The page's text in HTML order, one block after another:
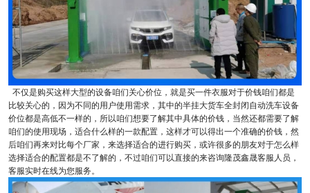
不仅是购买这样大型的设备咱们关心价位，就是买一件衣服对于价钱咱们都是
比较关心的，因为不同的用户使用需求，其中的半挂大货车全封闭自动洗车设备
价位都是高低不一样的，所以咱们想要了解其中具体的价钱，当然还都需要了解
咱们的使用现场，适合什么样的一款配置，这样才可以得出一个准确的价钱，然
后咱们再来对比每个厂家，来选择适合的进行购买，或许很多的朋友对于怎么样
选择适合的配置都是不了解的，不过咱们可以直接的来咨询隆茂鑫晟客服人员，
客服实时在线为您服务。